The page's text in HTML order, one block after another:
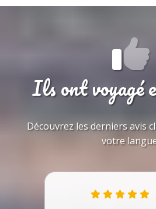
Ils ont voyagé
Découvrez les derniers avis
votre